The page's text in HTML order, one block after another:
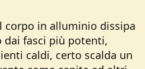
corpo in alluminio dissipa
dai fasci più potenti,
caldi, certo scalda un